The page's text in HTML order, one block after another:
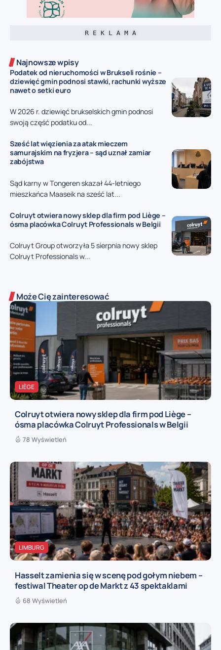
R E K L A M A
Najnowsze wpisy
Podatek od nieruchomości w Brukseli rośnie –
dziewięć gmin podnosi stawki, rachunki wyższe
nawet o setki euro
W 2026 r. dziewięć brukselskich gmin podnosi
swoją część podatku od...
Sześć lat więzienia za atak mieczem
samurajskim na fryzjera – sąd uznał zamiar
zabójstwa
Sąd karny w Tongeren skazał 44-letniego
mieszkańca Maaseik na sześć lat...
Colruyt otwiera nowy sklep dla firm pod Liège –
ósma placówka Colruyt Professionals w Belgii
Colruyt Group otworzyła 5 sierpnia nowy sklep
Colruyt Professionals w...
Może Cię zainteresować
LIÈGE
Colruyt otwiera nowy sklep dla firm pod Liège –
ósma placówka Colruyt Professionals w Belgii
78 Wyświetleń
LIMBURG
Hasselt zamienia się w scenę pod gołym niebem –
festiwal Theater op de Markt z 43 spektaklami
68 Wyświetleń